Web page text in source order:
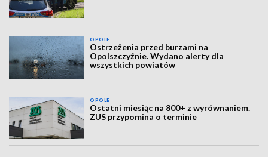
OPOLE
Ostrzeżenia przed burzami na
Opolszczyźnie. Wydano alerty dla
wszystkich powiatów
OPOLE
Ostatni miesiąc na 800+ z wyrównaniem.
ZUS przypomina o terminie